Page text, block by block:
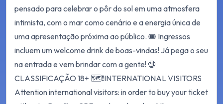
pensado para celebrar o pôr do sol em uma atmosfera
intimista, com o mar como cenário e a energia única de
uma apresentação próxima ao público. 🎟️ Ingressos
incluem um welcome drink de boas-vindas! Já pega o seu
na entrada e vem brindar com a gente! 🔞
CLASSIFICAÇÃO 18+ 🗺️❗INTERNATIONAL VISITORS
Attention international visitors: in order to buy your ticket